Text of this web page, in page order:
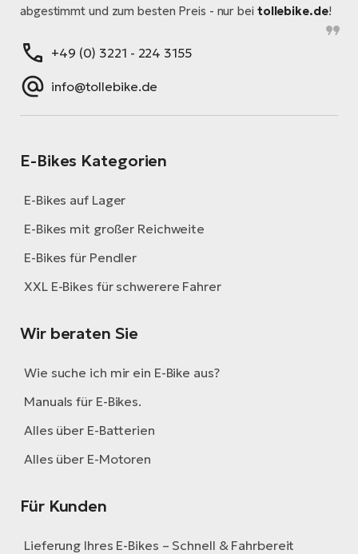
abgestimmt und zum besten Preis - nur bei tollebike.de!
+49 (0) 3221 - 224 3155
info@tollebike.de
E-Bikes Kategorien
E-Bikes auf Lager
E-Bikes mit großer Reichweite
E-Bikes für Pendler
XXL E-Bikes für schwerere Fahrer
Wir beraten Sie
Wie suche ich mir ein E-Bike aus?
Manuals für E-Bikes.
Alles über E-Batterien
Alles über E-Motoren
Für Kunden
Lieferung Ihres E-Bikes – Schnell & Fahrbereit